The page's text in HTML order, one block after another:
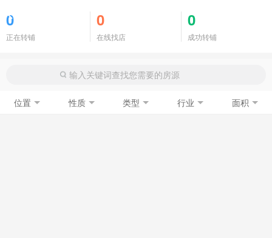
0
正在转铺
0
在线找店
0
成功转铺
位置 性质 类型 行业 面积